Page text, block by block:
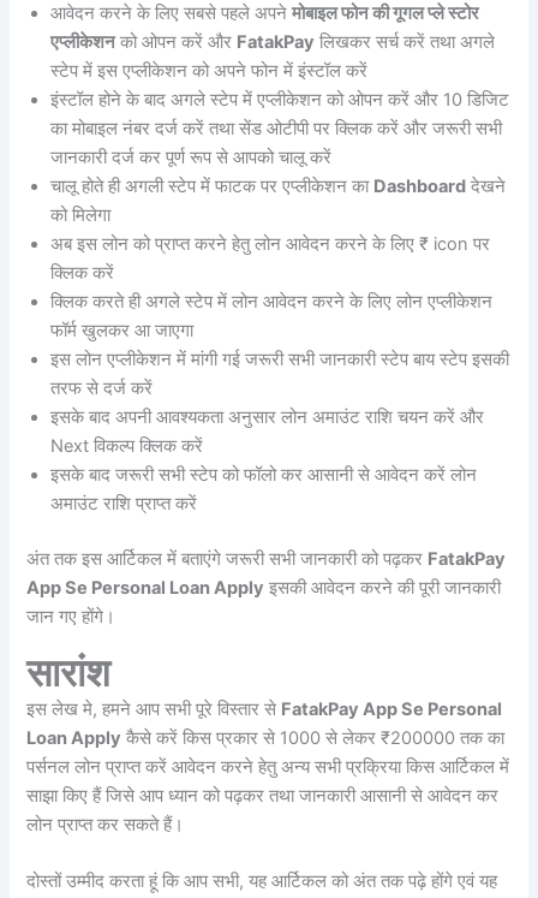
आवेदन करने के लिए सबसे पहले अपनेमोबाइल फोन की गूगल प्ले स्टोर
एप्लीकेशनको ओपन करें और FatakPay लिखकर सर्च करें तथा अगले
स्टेप में इस एप्लीकेशन को अपने फोन में इंस्टॉल करें
इंस्टॉल होने के बाद अगले स्टेप में एप्लीकेशन को ओपन करें और 10 डिजिट
का मोबाइल नंबर दर्ज करें तथा सेंड ओटीपी पर क्लिक करें और जरूरी सभी
जानकारी दर्ज कर पूर्ण रूप से आपको चालू करें
चालू होते ही अगली स्टेप में फाटक पर एप्लीकेशन का Dashboard देखने
को मिलेगा
अब इस लोन को प्राप्त करने हेतु लोन आवेदन करने के लिए ₹ icon पर
क्लिक करें
क्लिक करते ही अगले स्टेप में लोन आवेदन करने के लिए लोन एप्लीकेशन
फॉर्म खुलकर आ जाएगा
इस लोन एप्लीकेशन में मांगी गई जरूरी सभी जानकारी स्टेप बाय स्टेप इसकी
तरफ से दर्ज करें
इसके बाद अपनी आवश्यकता अनुसार लोन अमाउंट राशि चयन करें और
Next विकल्प क्लिक करें
इसके बाद जरूरी सभी स्टेप को फॉलो कर आसानी से आवेदन करें लोन
अमाउंट राशि प्राप्त करें
अंत तक इस आर्टिकल में बताएंगे जरूरी सभी जानकारी को पढ़कर FatakPay
App Se Personal Loan Apply इसकी आवेदन करने की पूरी जानकारी
जान गए होंगे।
सारांश
इस लेख मे, हमने आप सभी पूरे विस्तार से FatakPay App Se Personal
Loan Apply कैसे करें किस प्रकार से 1000 से लेकर ₹200000 तक का
पर्सनल लोन प्राप्त करें आवेदन करने हेतु अन्य सभी प्रक्रिया किस आर्टिकल में
साझा किए हैं जिसे आप ध्यान को पढ़कर तथा जानकारी आसानी से आवेदन कर
लोन प्राप्त कर सकते हैं।
दोस्तों उम्मीद करता हूं कि आप सभी, यह आर्टिकल को अंत तक पढ़े होंगे एवं यह